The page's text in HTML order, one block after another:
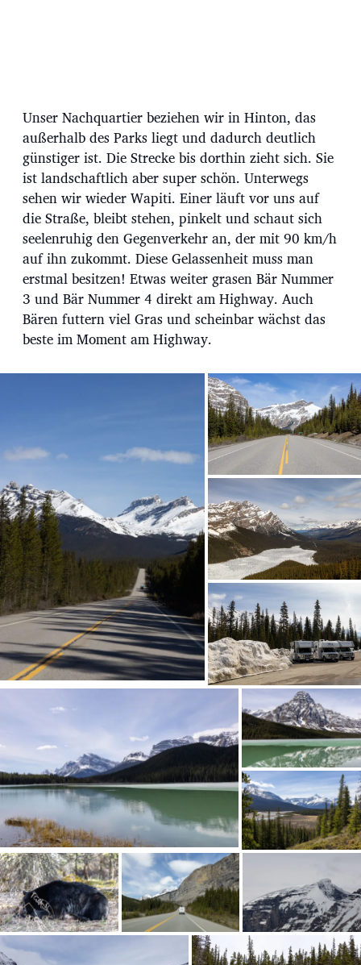
Unser Nachquartier beziehen wir in Hinton, das
außerhalb des Parks liegt und dadurch deutlich
günstiger ist. Die Strecke bis dorthin zieht sich. Sie
ist landschaftlich aber super schön. Unterwegs
sehen wir wieder Wapiti. Einer läuft vor uns auf
die Straße, bleibt stehen, pinkelt und schaut sich
seelenruhig den Gegenverkehr an, der mit 90 km/h
auf ihn zukommt. Diese Gelassenheit muss man
erstmal besitzen! Etwas weiter grasen Bär Nummer
3 und Bär Nummer 4 direkt am Highway. Auch
Bären futtern viel Gras und scheinbar wächst das
beste im Moment am Highway.